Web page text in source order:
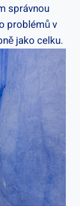
správnou
problémů v
jako celku.